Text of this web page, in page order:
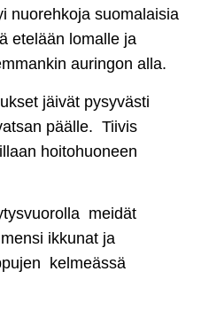
nuorehkoja suomalaisia
etelään lomalle ja
auringon alla.
jäivät pysyvästi
päälle. Tiivis
hoitohuoneen
meidät
ikkunat ja
kelmeässä